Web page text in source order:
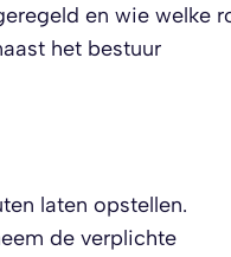
en wie welke
het bestuur
laten opstellen.
de verplichte